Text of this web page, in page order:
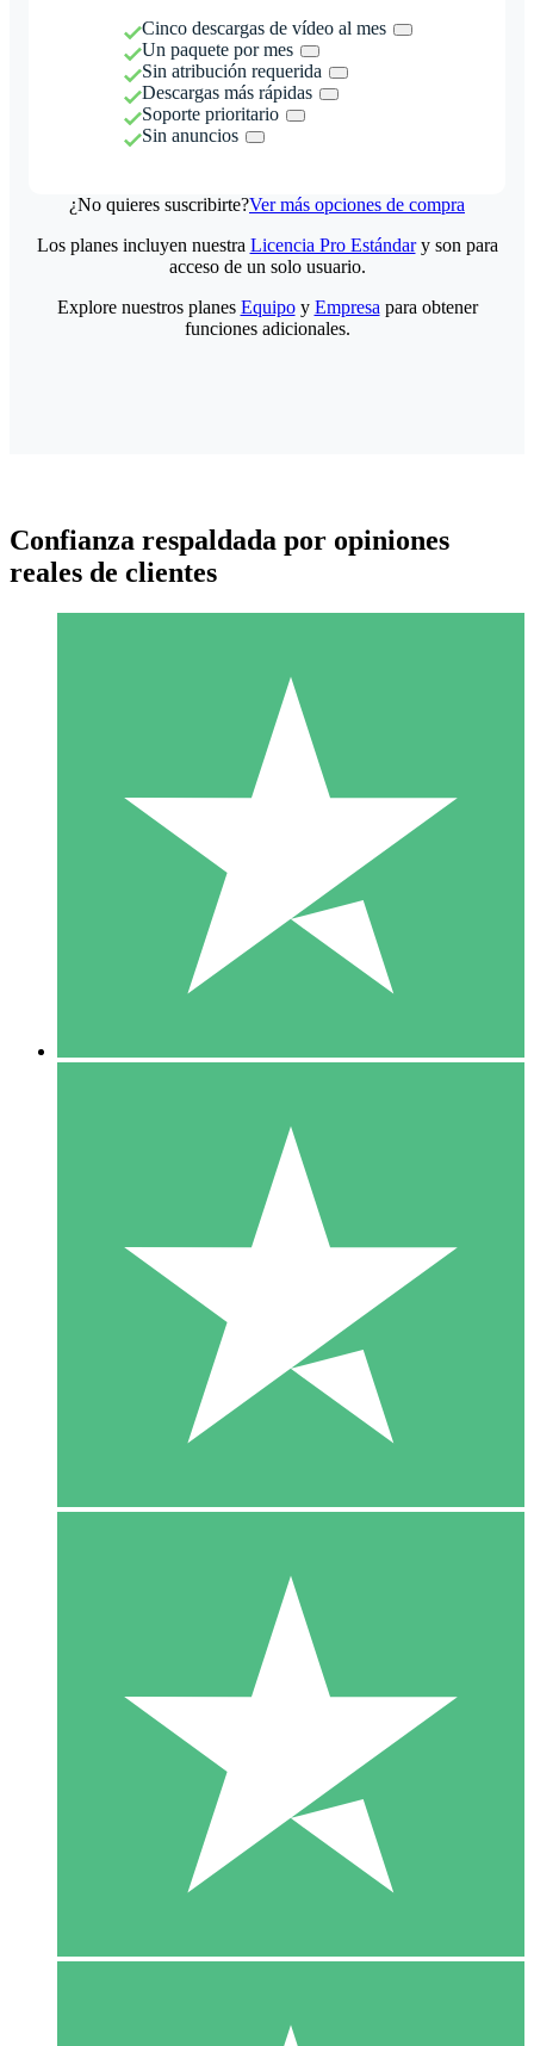
Cinco descargas de vídeo al mes
Un paquete por mes
Sin atribución requerida
Descargas más rápidas
Soporte prioritario
Sin anuncios
¿No quieres suscribirte?Ver más opciones de compra
Paquetes de Créditos Individuales
Paga según el uso con créditos de descarga. Sin compromiso
10 00
10 Descargas
20 00
Los planes incluyen nuestra Licencia Pro Estándary son para
acceso de un solo usuario.
Explore nuestros planes Equipoy Empresa para obtener
funciones adicionales.
Confianza respaldada por opiniones
reales de clientes